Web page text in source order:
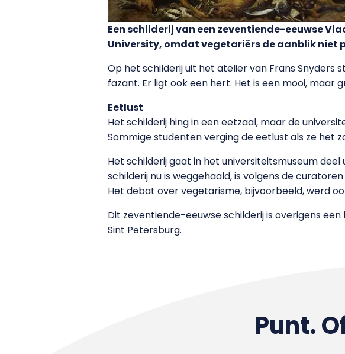
Een schilderij van een zeventiende-eeuwse
University, omdat vegetariërs de aanblik niet
Op het schilderij uit het atelier van Frans Snyders
fazant. Er ligt ook een hert. Het is een mooi, maar
Eetlust
Het schilderij hing in een eetzaal, maar de
Sommige studenten verging de eetlust als ze het
Het schilderij gaat in het universiteitsmuseum
schilderij nu is weggehaald, is volgens de
Het debat over vegetarisme, bijvoorbeeld, werd
Dit zeventiende-eeuwse schilderij is overigens
Sint Petersburg.
Punt.